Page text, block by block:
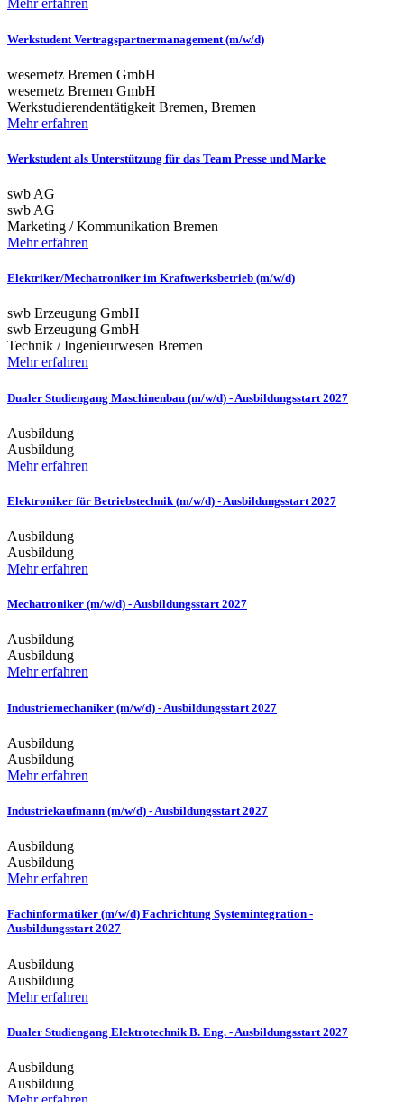
Mehr erfahren
Werkstudent Vertragspartnermanagement (m/w/d)
wesernetz Bremen GmbH
wesernetz Bremen GmbH
Werkstudierendentätigkeit Bremen, Bremen
Mehr erfahren
Werkstudent als Unterstützung für das Team Presse und Marke
swb AG
swb AG
Marketing / Kommunikation Bremen
Mehr erfahren
Elektriker/Mechatroniker im Kraftwerksbetrieb (m/w/d)
swb Erzeugung GmbH
swb Erzeugung GmbH
Technik / Ingenieurwesen Bremen
Mehr erfahren
Dualer Studiengang Maschinenbau (m/w/d) - Ausbildungsstart 2027
Ausbildung
Ausbildung
Mehr erfahren
Elektroniker für Betriebstechnik (m/w/d) - Ausbildungsstart 2027
Ausbildung
Ausbildung
Mehr erfahren
Mechatroniker (m/w/d) - Ausbildungsstart 2027
Ausbildung
Ausbildung
Mehr erfahren
Industriemechaniker (m/w/d) - Ausbildungsstart 2027
Ausbildung
Ausbildung
Mehr erfahren
Industriekaufmann (m/w/d) - Ausbildungsstart 2027
Ausbildung
Ausbildung
Mehr erfahren
Fachinformatiker (m/w/d) Fachrichtung Systemintegration -
Ausbildungsstart 2027
Ausbildung
Ausbildung
Mehr erfahren
Dualer Studiengang Elektrotechnik B. Eng. - Ausbildungsstart 2027
Ausbildung
Ausbildung